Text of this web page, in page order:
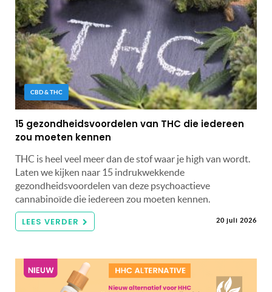
CBD & THC
15 gezondheidsvoordelen van THC die iedereen
zou moeten kennen
THC is heel veel meer dan de stof waar je high van wordt.
Laten we kijken naar 15 indrukwekkende
gezondheidsvoordelen van deze psychoactieve
cannabinoïde die iedereen zou moeten kennen.
LEES VERDER 20 juli 2026